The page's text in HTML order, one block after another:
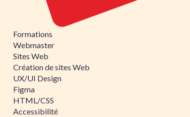
Formations
Webmaster
Sites Web
Création de sites Web
UX/UI Design
Figma
HTML/CSS
Accessibilité